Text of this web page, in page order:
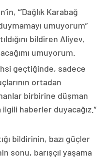
“‘Dağlık Karabağ
umuyorum”
bildiren Aliyev,
umuyorum.
geçtiğinde, sadece
ortadan
birbirine düşman
haberler duyacağız.”
bildirinin, bazı güçler
sonu, barışçıl yaşama